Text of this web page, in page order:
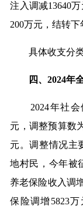
注入调减13640
200万元，结转下
具体收支分类
四、2024年
2024年社会
元，调整预算数
元。调整情况主
地村民，今年被
养老保险收入调
保险调增5823